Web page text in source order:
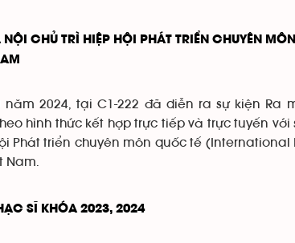
CHỦ TRÌ HIỆP HỘI PHÁT TRIỂN CHUYÊN
2024, tại C1-222 đã diễn ra sự kiện Ra
hình thức kết hợp trực tiếp và trực tuyến với
triển chuyên môn quốc tế (International
Nam.
SĨ KHÓA 2023, 2024